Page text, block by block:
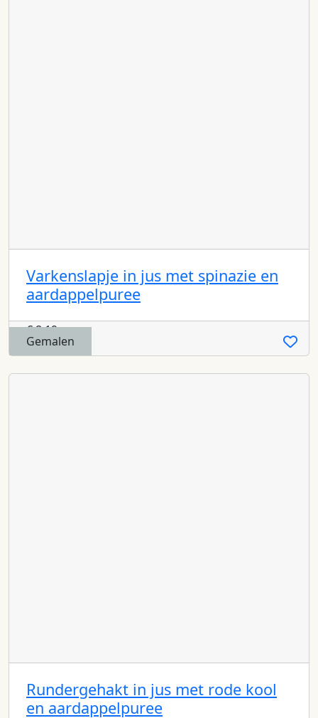
Gemalen
Varkenslapje in jus met spinazie en
aardappelpuree
€8,19
Rundergehakt in jus met rode kool
en aardappelpuree